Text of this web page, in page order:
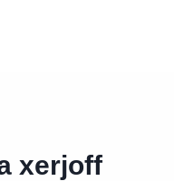
xerjoff